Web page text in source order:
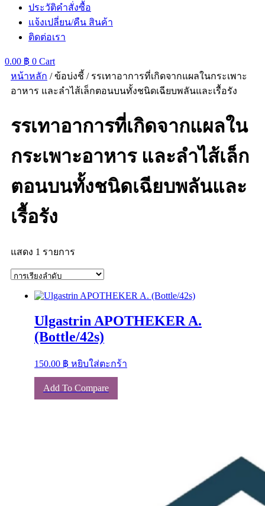
ประวัติคำสั่งซื้อ
แจ้งเปลี่ยน/คืน สินค้า
ติดต่อเรา
0.00 ฿ 0 Cart
หน้าหลัก / ข้อบ่งชี้ / รรเทาอาการที่เกิดจากแผลในกระเพาะ
อาหาร และลำไส้เล็กตอนบนทั้งชนิดเฉียบพลันและเรื้อรัง
รรเทาอาการที่เกิดจากแผลใน
กระเพาะอาหาร และลำไส้เล็ก
ตอนบนทั้งชนิดเฉียบพลันและ
เรื้อรัง
แสดง 1 รายการ
Ulgastrin APOTHEKER A.
(Bottle/42s)
150.00 ฿ หยิบใส่ตะกร้า
Add To Compare